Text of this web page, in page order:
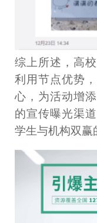
综上所述，高
利用节点优势
心，为活动增
的宣传曝光渠
学生与机构双赢